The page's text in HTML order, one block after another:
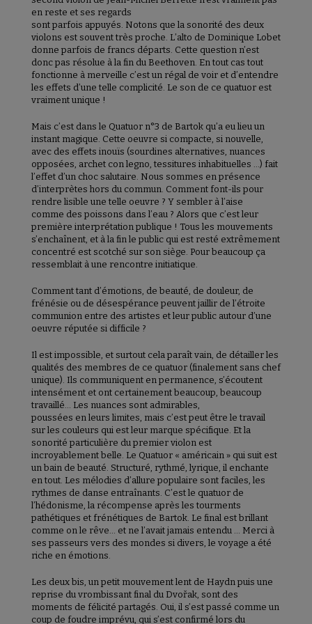
en reste et ses regards
sont parfois appuyés. Notons que la sonorité des deux
violons est souvent très proche. L’alto de Dominique Lobet
donne parfois de francs départs. Cette question n’est
donc pas résolue à la fin du Beethoven. En tout cas tout
fonctionne à merveille c’est un régal de voir et d’entendre
les effets d’une telle complicité. Le son de ce quatuor est
vraiment unique !
Mais c’est dans le Quatuor n°3 de Bartok qu’a eu lieu un
instant magique. Cette oeuvre si compacte, si nouvelle,
avec des effets inouïs (sourdines alternatives, nuances
opposées, archet con legno, tessitures inhabituelles …) fait
l’effet d’un choc salutaire. Nous sommes en présence
d’interprètes hors du commun. Comment font-ils pour
rendre lisible une telle oeuvre ? Y sembler à l’aise
comme des poissons dans l’eau ? Alors que c’est leur
première interprétation publique ! Tous les mouvements
s’enchaînent, et à la fin le public qui est resté extrêmement
concentré est scotché sur son siège. Pour beaucoup ça
ressemblait à une rencontre initiatique.
Comment tant d’émotions, de beauté, de douleur, de
frénésie ou de désespérance peuvent jaillir de l’étroite
communion entre des artistes et leur public autour d’une
oeuvre réputée si difficile ?
Il est impossible, et surtout cela paraît vain, de détailler les
qualités des membres de ce quatuor (finalement sans chef
unique). Ils communiquent en permanence, s’écoutent
intensément et ont certainement beaucoup, beaucoup
travaillé… Les nuances sont admirables,
poussées en leurs limites, mais c’est peut être le travail
sur les couleurs qui est leur marque spécifique. Et la
sonorité particulière du premier violon est
incroyablement belle. Le Quatuor « américain » qui suit est
un bain de beauté. Structuré, rythmé, lyrique, il enchante
en tout. Les mélodies d’allure populaire sont faciles, les
rythmes de danse entraînants. C’est le quatuor de
l’hédonisme, la récompense après les tourments
pathétiques et frénétiques de Bartok. Le final est brillant
comme on le rêve… et ne l’avait jamais entendu … Merci à
ses passeurs vers des mondes si divers, le voyage a été
riche en émotions.
Les deux bis, un petit mouvement lent de Haydn puis une
reprise du vrombissant final du Dvořak, sont des
moments de félicité partagés. Oui, il s’est passé comme un
coup de foudre imprévu, qui s’est confirmé lors du